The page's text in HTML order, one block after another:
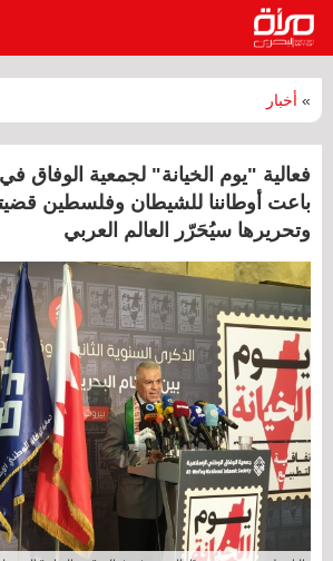
» أخبار
فعالية "يوم الخيانة" لجمعية الوفاق
باعت أوطاننا للشيطان وفلسطين
وتحريرها سيُحَرّر العالم العربي